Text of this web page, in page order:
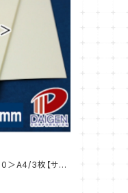
＞A4/3枚【サン